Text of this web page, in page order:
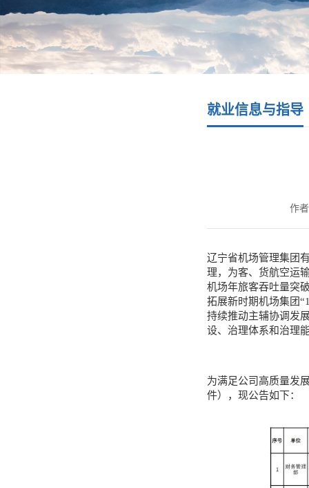
就业信息与指导
作
辽宁省机场管理集团
理，为客、货航空运
机场年旅客吞吐量突
拓展新时期机场集团
持续推动主辅协调发
设、治理体系和治理
为满足公司高质量发
件），现公告如下：